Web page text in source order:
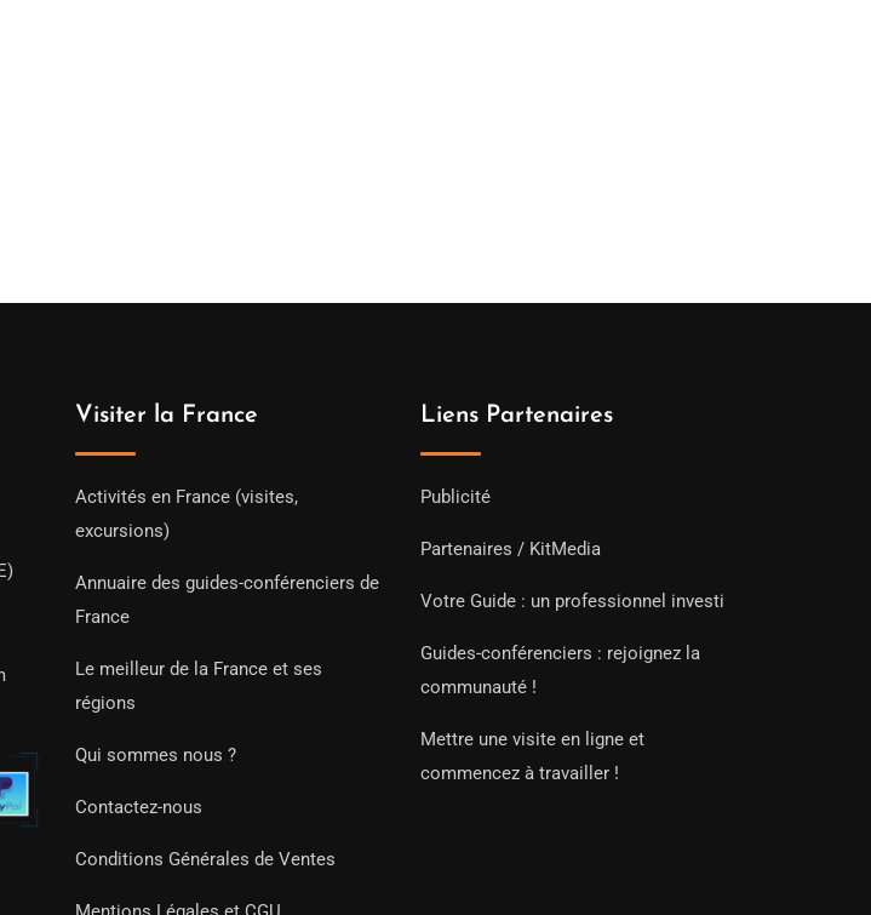
Visiter la France
Activités en France (visites,
excursions)
Annuaire des guides-conférenciers de
France
Le meilleur de la France et ses
régions
Qui sommes nous ?
Contactez-nous
Conditions Générales de Ventes
Liens Partenaires
Publicité
Partenaires / KitMedia
Votre Guide : un professionnel investi
Guides-conférenciers : rejoignez la
communauté !
Mettre une visite en ligne et
commencez à travailler !